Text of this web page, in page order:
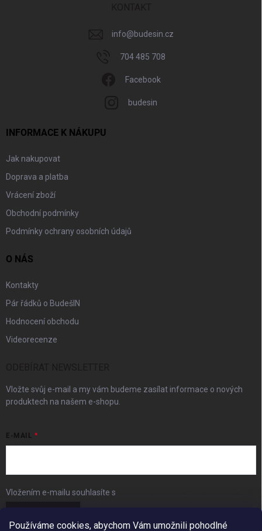
Používáme cookies, abychom Vám umožnili pohodlné
info@budesin.cz
704 485 708
Facebook
budesin
INFORMACE K NÁKUPU
Jak nakupovat
Doprava a platba
Vrácení zboží
Obchodní podmínky
Podmínky ochrany osobních údajů
O NÁS
Kontakty
Pár řádků o BudešIN
Hodnocení obchodu
Videorecenze
Vložte svůj e-mail a my vám budeme zasílat informace o nových
produktech na našem e-shopu.
E-MAIL
Vložením e-mailu souhlasíte s